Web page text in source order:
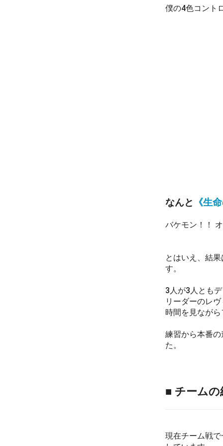
僕の4色コント
なんと 《生
バケモン！！
とはいえ、結果
す。
3人が3人とも
リーダーのレ
時間を見なが
練習から本番
た。
■ チームの
現在チーム戦